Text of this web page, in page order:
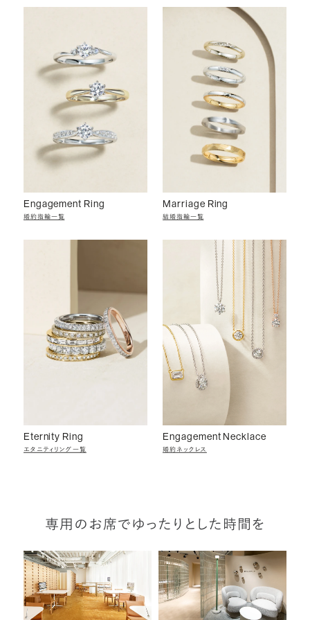
Engagement Ring
婚約指輪一覧
Marriage Ring
結婚指輪一覧
Eternity Ring
エタニティリング一覧
Engagement Necklace
婚約ネックレス
専用のお席でゆったりとした時間を